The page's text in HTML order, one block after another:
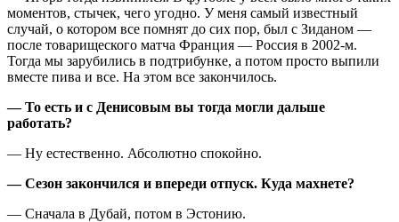
моментов, стычек, чего угодно. У меня самый известный
случай, о котором все помнят до сих пор, был с Зиданом —
после товарищеского матча Франция — Россия в 2002-м.
Тогда мы зарубились в подтрибунке, а потом просто выпили
вместе пива и все. На этом все закончилось.
— То есть и с Денисовым вы тогда могли дальше
работать?
— Ну естественно. Абсолютно спокойно.
— Сезон закончился и впереди отпуск. Куда махнете?
— Сначала в Дубай, потом в Эстонию.